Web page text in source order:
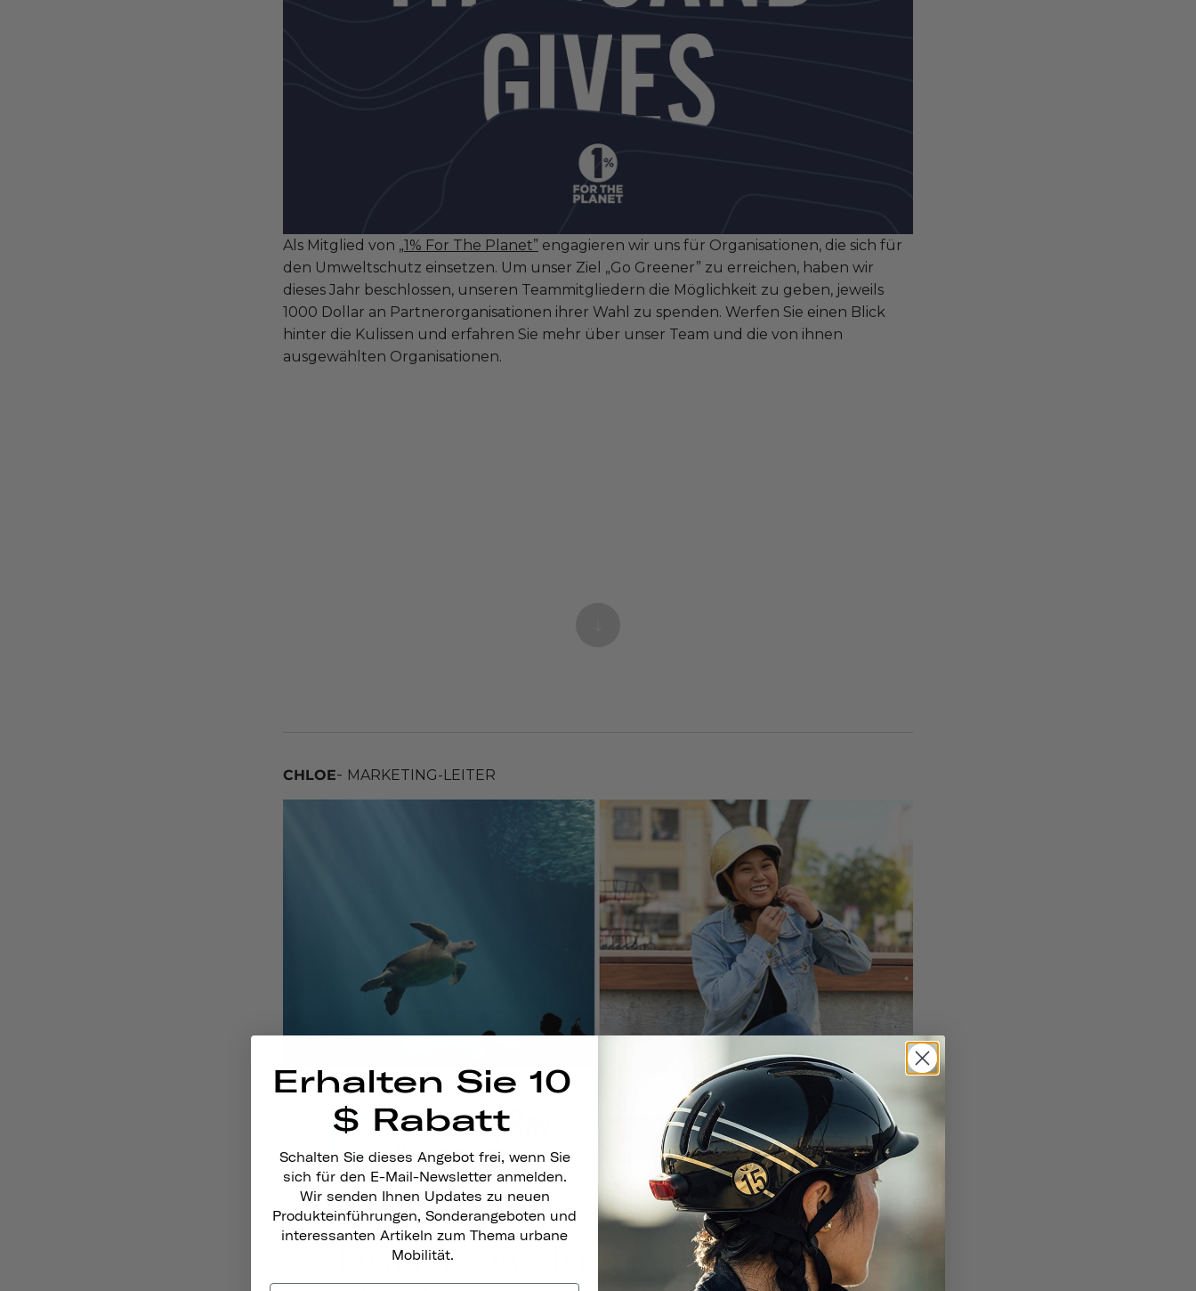
Als Mitglied von „1% For The Planet” engagieren wir uns für Organisationen, die sich für
den Umweltschutz einsetzen. Um unser Ziel „Go Greener” zu erreichen, haben wir
dieses Jahr beschlossen, unseren Teammitgliedern die Möglichkeit zu geben, jeweils
1000 Dollar an Partnerorganisationen ihrer Wahl zu spenden. Werfen Sie einen Blick
hinter die Kulissen und erfahren Sie mehr über unser Team und die von ihnen
ausgewählten Organisationen.
CHLOE- MARKETING-LEITER
Erhalten Sie 10
$ Rabatt
Schalten Sie dieses Angebot frei, wenn Sie
sich für den E-Mail-Newsletter anmelden.
Wir senden Ihnen Updates zu neuen
Produkteinführungen, Sonderangeboten und
interessanten Artikeln zum Thema urbane
Mobilität.